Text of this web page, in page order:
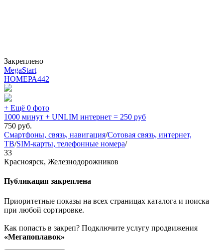
Закреплено
MegaStart
НОМЕРА442
+ Ещё 0 фото
1000 минут + UNLIM интернет = 250 руб
750 руб.
Смартфоны, связь, навигация/Сотовая связь, интернет,
ТВ/SIM-карты, телефонные номера/
33
Красноярск, Железнодорожников
Публикация закреплена
Приоритетные показы на всех страницах каталога и поиска
при любой сортировке.
Как попасть в закреп? Подключите услугу продвижения
«Мегапоплавок»